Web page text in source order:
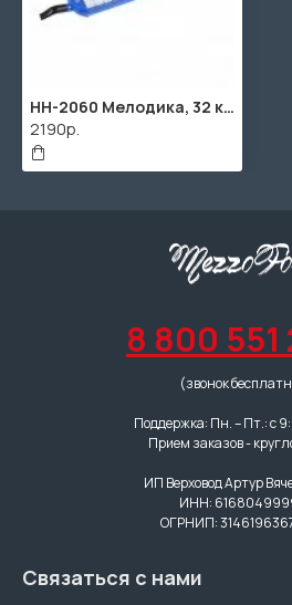
HH-2060 Мелодика, 32 клавиши, с чехлом и мундштуком, голубая, Cascha
2190р.
8 800 551
(звонок
Поддержка: Пн. – Пт.: с
Прием заказов -
ИП Верховод Артур
ИНН:
ОГРНИП:
Связаться с нами